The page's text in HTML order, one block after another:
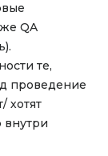
QA
те,
проведение
хотят
внутри